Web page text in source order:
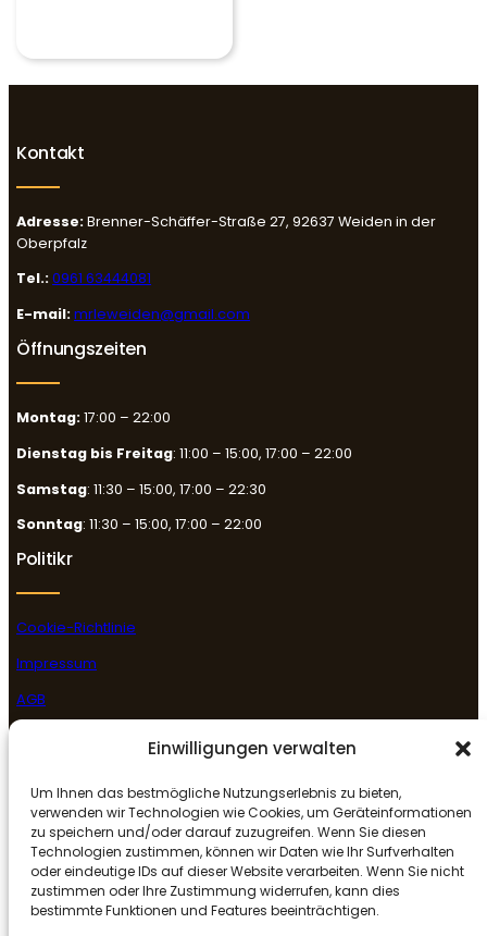
Einwilligungen verwalten
Um Ihnen das bestmögliche Nutzungserlebnis zu bieten,
verwenden wir Technologien wie Cookies, um Geräteinformationen
zu speichern und/oder darauf zuzugreifen. Wenn Sie diesen
Technologien zustimmen, können wir Daten wie Ihr Surfverhalten
oder eindeutige IDs auf dieser Website verarbeiten. Wenn Sie nicht
zustimmen oder Ihre Zustimmung widerrufen, kann dies
bestimmte Funktionen und Features beeinträchtigen.
Kontakt
Adresse:Brenner-Schäffer-Straße 27, 92637 Weiden in der
Oberpfalz
Tel.:0961 63444081
E-mail:mrleweiden@gmail.com
Öffnungszeiten
Montag:17:00 – 22:00
Dienstag bis Freitag: 11:00 – 15:00, 17:00 – 22:00
Samstag: 11:30 – 15:00, 17:00 – 22:30
Sonntag: 11:30 – 15:00, 17:00 – 22:00
Politikr
Cookie-Richtlinie
Impressum
AGB
Folge uns
InstagramGoogle